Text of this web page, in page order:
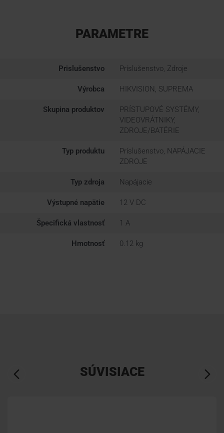
PARAMETRE
Prislušenstvo Príslušenstvo, Zdroje
Výrobca HIKVISION, SUPREMA
Skupina produktov
PRÍSTUPOVÉ SYSTÉMY,
VIDEOVRÁTNIKY,
ZDROJE/BATÉRIE
Typ produktu
Príslušenstvo, NAPÁJACIE
ZDROJE
Typ zdroja Napájacie
Výstupné napätie 12 V DC
Špecifická vlastnosť 1 A
Hmotnosť 0.12 kg
SÚVISIACE